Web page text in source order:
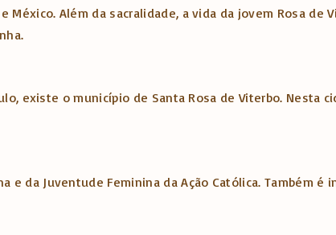
México. Além da sacralidade, a vida da jovem Rosa
existe o município de Santa Rosa de Viterbo. Nesta
e da Juventude Feminina da Ação Católica. Também é